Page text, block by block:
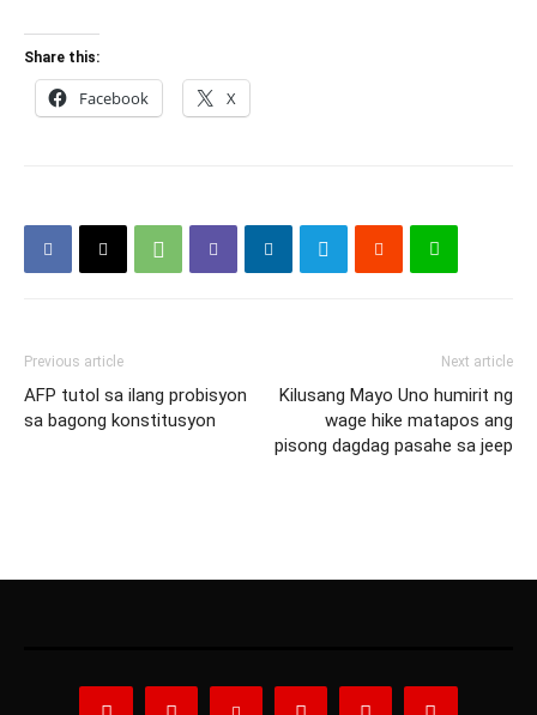
Share this:
Facebook X
Previous article
AFP tutol sa ilang probisyon
sa bagong konstitusyon
Next article
Kilusang Mayo Uno humirit ng
wage hike matapos ang
pisong dagdag pasahe sa jeep